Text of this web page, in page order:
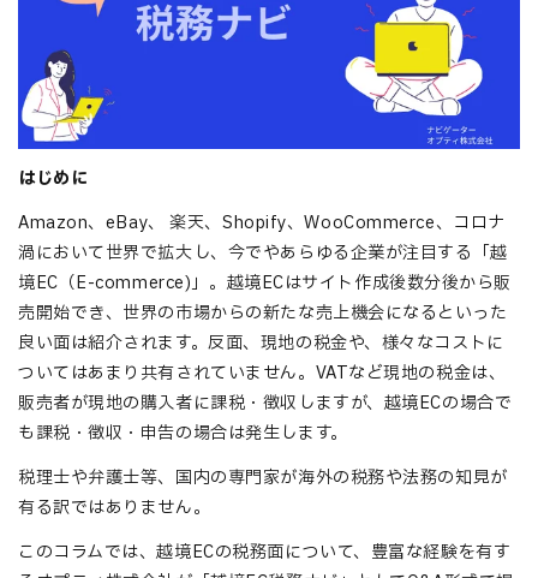
はじめに
Amazon、eBay、 楽天、Shopify、WooCommerce、コロナ
渦において世界で拡大し、今でやあらゆる企業が注目する「越
境EC（E-commerce)」。越境ECはサイト作成後数分後から販
売開始でき、世界の市場からの新たな売上機会になるといった
良い面は紹介されます。反面、現地の税金や、様々なコストに
ついてはあまり共有されていません。VATなど現地の税金は、
販売者が現地の購入者に課税・徴収しますが、越境ECの場合で
も課税・徴収・申告の場合は発生します。
税理士や弁護士等、国内の専門家が海外の税務や法務の知見が
有る訳ではありません。
このコラムでは、越境ECの税務面について、豊富な経験を有す